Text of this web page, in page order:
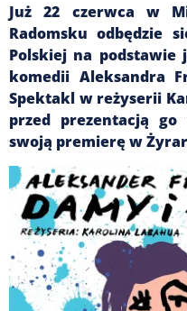
Już 22 czerwca w
Radomsku odbędzie
Polskiej na podstawie
komedii Aleksandra
Spektakl w reżyserii
przed prezentacją go
swoją premierę w